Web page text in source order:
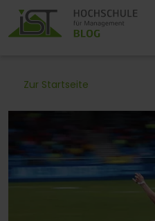
Zur Startseite